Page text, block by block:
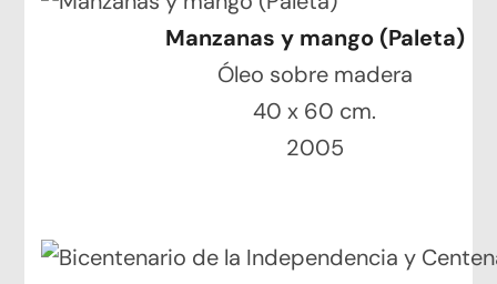
Manzanas y mango (Paleta)
Óleo sobre madera
40 x 60 cm.
2005